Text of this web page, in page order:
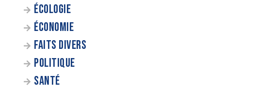
ÉCOLOGIE
ÉCONOMIE
FAITS DIVERS
POLITIQUE
SANTÉ